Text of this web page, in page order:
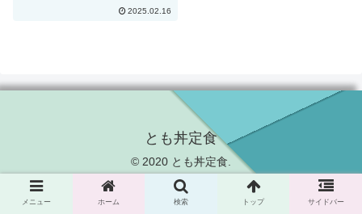
2025.02.16
とも丼定食
© 2020 とも丼定食.
メニュー ホーム 検索 トップ サイドバー